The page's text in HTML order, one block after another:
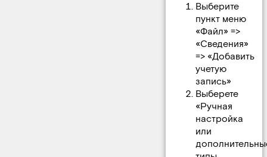
Выберите
пункт меню
«Файл» =>
«Сведения»
=> «Добавить
учетую
запись»
Выберете
«Ручная
настройка
или